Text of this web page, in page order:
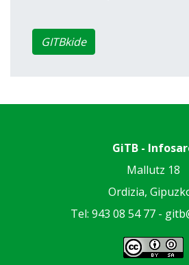
GITBkide
GiTB -
Mallutz 18
Ordizia,
Tel: 943 08 54 77 -